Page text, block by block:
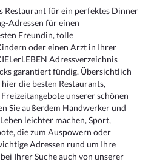
Restaurant für ein perfektes Dinner
Adressen für einen
Freundin, tolle
oder einen Arzt in Ihrer
Adressverzeichnis
garantiert fündig. Übersichtlich
die besten Restaurants,
unserer schönen
Sie außerdem Handwerker und
leichter machen, Sport,
die zum Auspowern oder
Adressen rund um Ihre
Ihrer Suche auch von unserer